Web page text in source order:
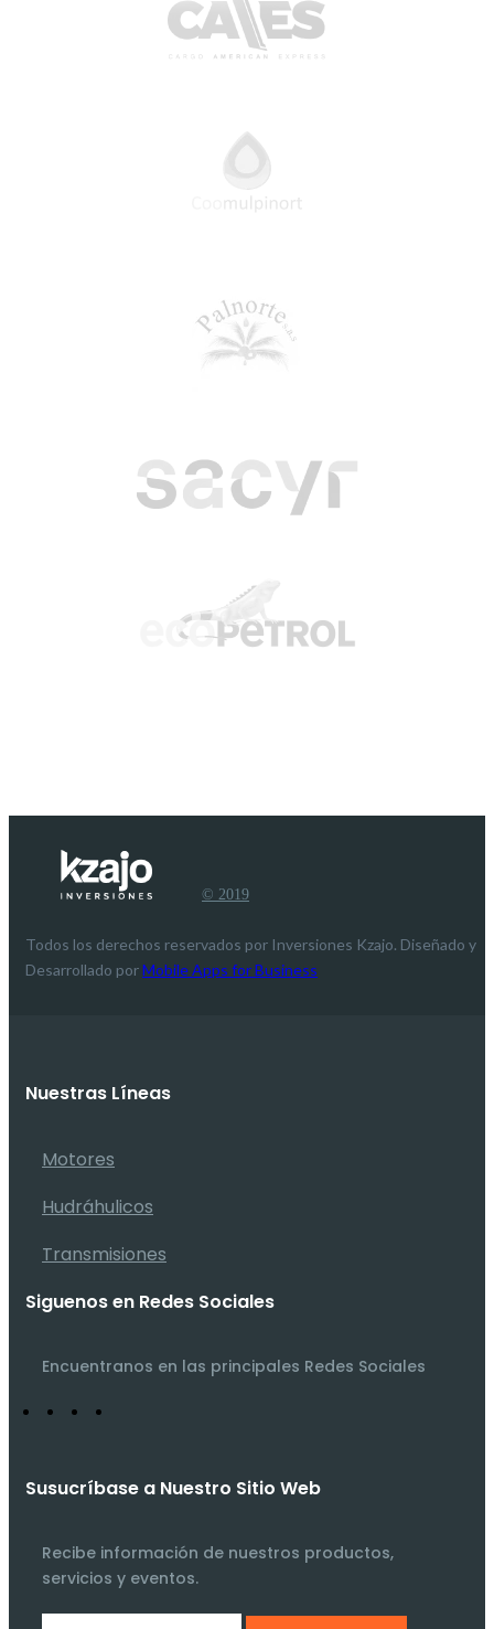
© 2019
Todos los derechos reservados por Inversiones Kzajo. Diseñado y
Desarrollado porMobile Apps for Business
Nuestras Líneas
Motores
Hudráhulicos
Transmisiones
Siguenos en Redes Sociales
Encuentranos en las principales Redes Sociales
Susucríbase a Nuestro Sitio Web
Recibe información de nuestros productos,
servicios y eventos.